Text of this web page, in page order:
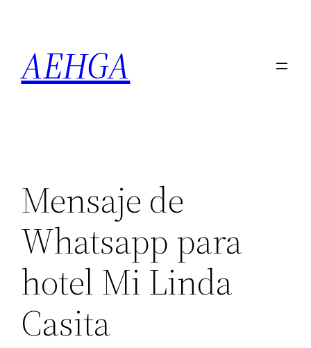
contenido
AEHGA
Mensaje de
Whatsapp para
hotel Mi Linda
Casita